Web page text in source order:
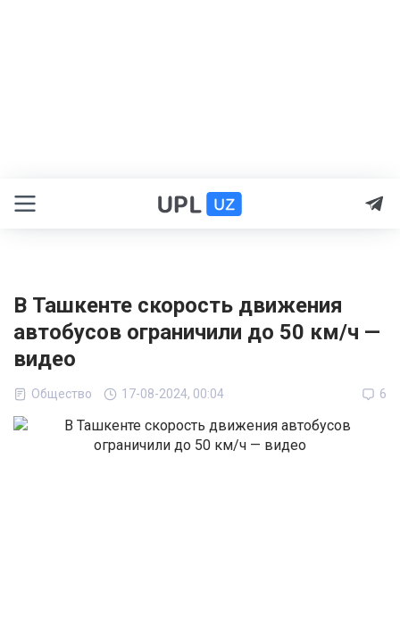
В Ташкенте скорость движения
автобусов ограничили до 50 км/ч —
видео
Общество 17-08-2024, 00:04 6